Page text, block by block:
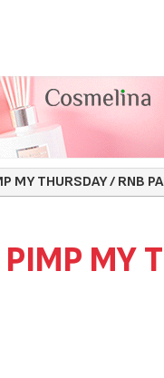
THURSDAY / RNB
MY